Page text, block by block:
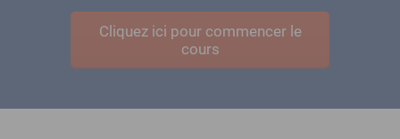
Cliquez ici pour commencer le
cours